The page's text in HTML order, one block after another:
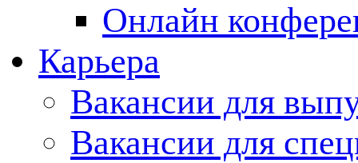
Онлайн
Карьера
Вакансии для
Вакансии для